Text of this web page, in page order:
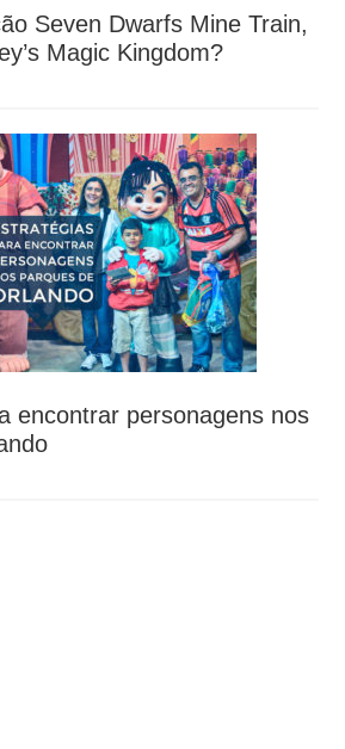
Seven Dwarfs Mine Train,
Magic Kingdom?
encontrar personagens nos